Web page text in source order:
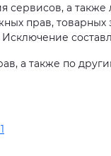
а
прав,
а также по